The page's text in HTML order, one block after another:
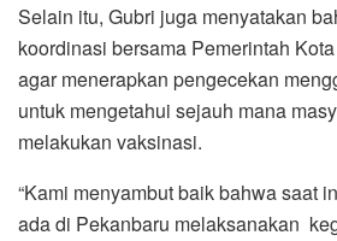
Selain itu, Gubri juga menyatakan
koordinasi bersama Pemerintah
agar menerapkan pengecekan
untuk mengetahui sejauh mana
melakukan vaksinasi.
“Kami menyambut baik bahwa saat
ada di Pekanbaru melaksanakan